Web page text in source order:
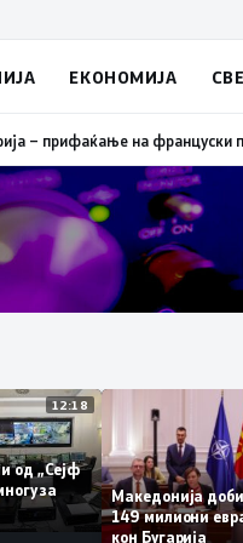
ЕКОНОМИЈА
сапуница „мигранти за
12:18
од „Сејф
за
Македонија
149 милиони
кон Бугарија